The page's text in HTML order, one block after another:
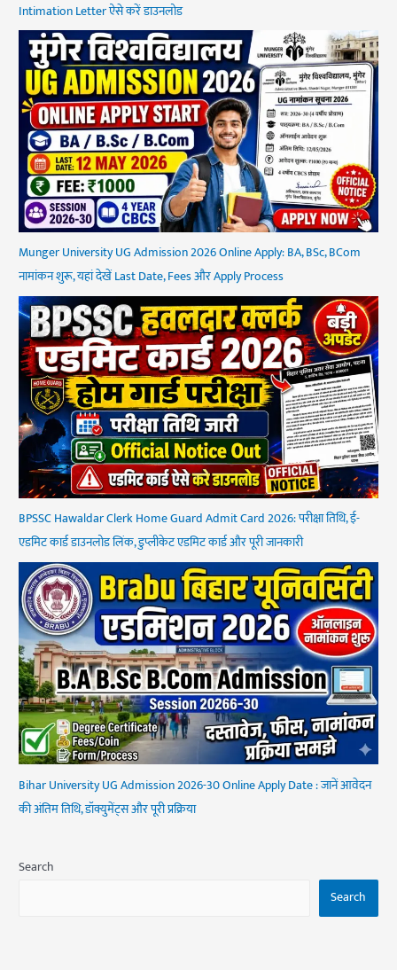
Intimation Letter ऐसे करें डाउनलोड
Munger University UG Admission 2026 Online Apply: BA, BSc, BCom
नामांकन शुरू, यहां देखें Last Date, Fees और Apply Process
BPSSC Hawaldar Clerk Home Guard Admit Card 2026: परीक्षा तिथि, ई-
एडमिट कार्ड डाउनलोड लिंक, डुप्लीकेट एडमिट कार्ड और पूरी जानकारी
Bihar University UG Admission 2026-30 Online Apply Date : जानें आवेदन
की अंतिम तिथि, डॉक्युमेंट्स और पूरी प्रक्रिया
Search
Search